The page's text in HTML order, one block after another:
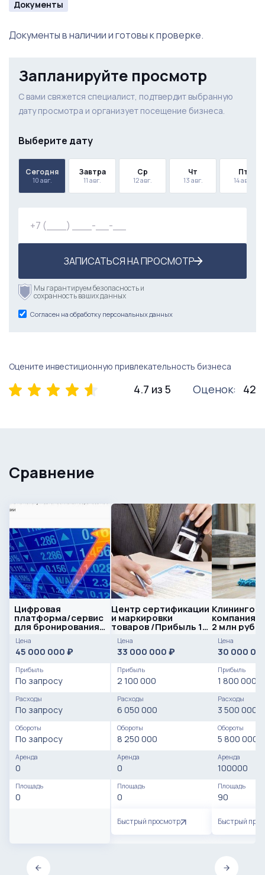
Документы
Документы в наличии и готовы к проверке.
Запланируйте просмотр
С вами свяжется специалист, подтвердит выбранную
дату просмотра и организует посещение бизнеса.
Выберите дату
Сегодня
10 авг.
Завтра
11 авг.
Ср
12 авг.
Чт
13 авг.
Пт
14 авг.
ЗАПИСАТЬСЯ НА ПРОСМОТР
Мы гарантируем безопасность и
сохранность ваших данных
Согласен на обработку персональных данных
Оцените инвестиционную привлекательность бизнеса
4.7 из 5 Оценок: 42
Сравнение
Цифровая
платформа/сервис
для бронирования/
перспективный
проект
Цена
45 000 000 ₽
Прибыль
По запросу
Расходы
По запросу
Обороты
По запросу
Аренда
0
Площадь
0
Центр сертификации
и маркировки
товаров /Прибыль 12
млн. в год
Цена
33 000 000 ₽
Прибыль
2 100 000
Расходы
6 050 000
Обороты
8 250 000
Аренда
0
Площадь
0
Быстрый просмотр
компания
2 млн
Цена
30 000
Прибыль
1 800 000
Расходы
3 500 000
Обороты
5 800 000
Аренда
100000
Площадь
90
Быстрый